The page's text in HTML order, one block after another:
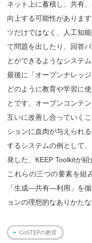
ネット上に蓄積し、共有
向上する可能性がありま
ツだけではなく、人工知
て問題を出したり、回答
とができるようなシステ
最後に「オープンナレッ
どのように教育や学習に
とです。オープンコンテ
互いに改善し合っていく
ションに血肉が与えられ
するシステムの例として
発した、KEEP Toolkitが紹
これらの三つの要素を組
「生成―共有―利用」を
ョンの理想的なありかたな
CoSTEPの教育